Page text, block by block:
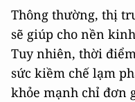
Thông thường, thị
sẽ giúp cho nền
Tuy nhiên, thời
sức kiềm chế lạm
khỏe mạnh chỉ đơn